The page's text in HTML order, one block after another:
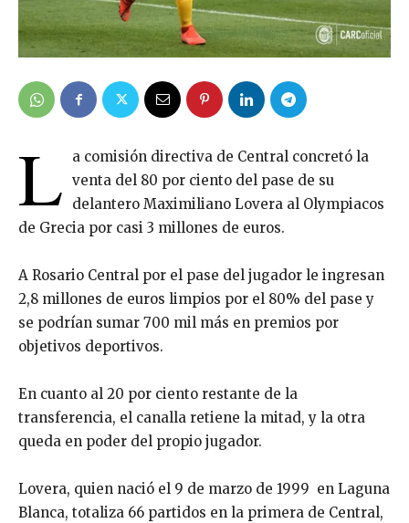
L
a comisión directiva de Central concretó la
venta del 80 por ciento del pase de su
delantero Maximiliano Lovera al Olympiacos
de Grecia por casi 3 millones de euros.
A Rosario Central por el pase del jugador le ingresan
2,8 millones de euros limpios por el 80% del pase y
se podrían sumar 700 mil más en premios por
objetivos deportivos.
En cuanto al 20 por ciento restante de la
transferencia, el canalla retiene la mitad, y la otra
queda en poder del propio jugador.
Lovera, quien nació el 9 de marzo de 1999 en Laguna
Blanca, totaliza 66 partidos en la primera de Central,